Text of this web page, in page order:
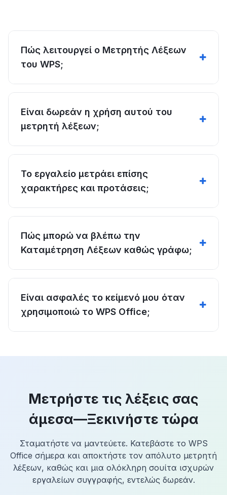
Πώς λειτουργεί ο Μετρητής Λέξεων
του WPS;
Είναι δωρεάν η χρήση αυτού του
μετρητή λέξεων;
Το εργαλείο μετράει επίσης
χαρακτήρες και προτάσεις;
Πώς μπορώ να βλέπω την
Καταμέτρηση Λέξεων καθώς γράφω;
Είναι ασφαλές το κείμενό μου όταν
χρησιμοποιώ το WPS Office;
Μετρήστε τις λέξεις σας
άμεσα—Ξεκινήστε τώρα
Σταματήστε να μαντεύετε. Κατεβάστε το WPS
Office σήμερα και αποκτήστε τον απόλυτο μετρητή
λέξεων, καθώς και μια ολόκληρη σουίτα ισχυρών
εργαλείων συγγραφής, εντελώς δωρεάν.